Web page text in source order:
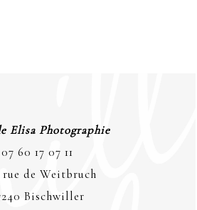
Elisa Photographie
07 60 17 07 11
rue de Weitbruch
Bischwiller